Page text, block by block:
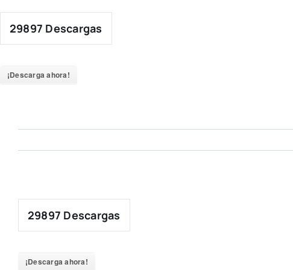
content
29897 Descargas
¡Descarga ahora!
29897 Descargas
¡Descarga ahora!